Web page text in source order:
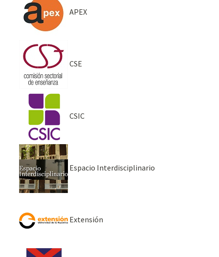
APEX
CSE
CSIC
Espacio Interdisciplinario
Extensión